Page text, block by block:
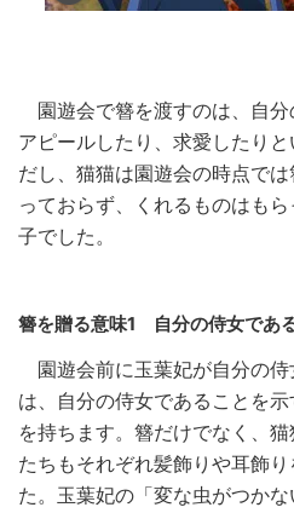
園遊会で簪を渡すのは、自
アピールしたり、求愛したり
だし、猫猫は園遊会の時点で
っておらず、くれるものはも
子でした。
簪を贈る意味1 自分の侍女であ
園遊会前に玉葉妃が自分の
は、自分の侍女であることを
を持ちます。簪だけでなく、
たちもそれぞれ髪飾りや耳飾
た。玉葉妃の「変な虫がつか